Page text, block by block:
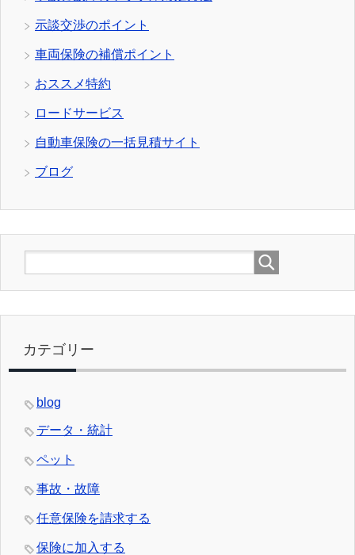
示談交渉のポイント
車両保険の補償ポイント
おススメ特約
ロードサービス
自動車保険の一括見積サイト
ブログ
カテゴリー
blog
データ・統計
ペット
事故・故障
任意保険を請求する
保険に加入する